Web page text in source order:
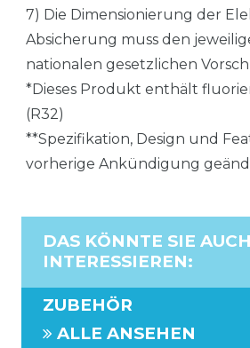
7) Die Dimensionierung der
Absicherung muss den
nationalen gesetzlichen
*Dieses Produkt enthält
(R32)
**Spezifikation, Design und
vorherige Ankündigung
DAS KÖNNTE SIE AUCH
INTERESSIEREN:
ZUBEHÖR
ALLE ANSEHEN